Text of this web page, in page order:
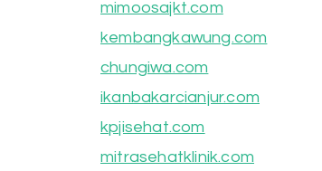
mimoosajkt.com
kembangkawung.com
chungiwa.com
ikanbakarcianjur.com
kpjisehat.com
mitrasehatklinik.com